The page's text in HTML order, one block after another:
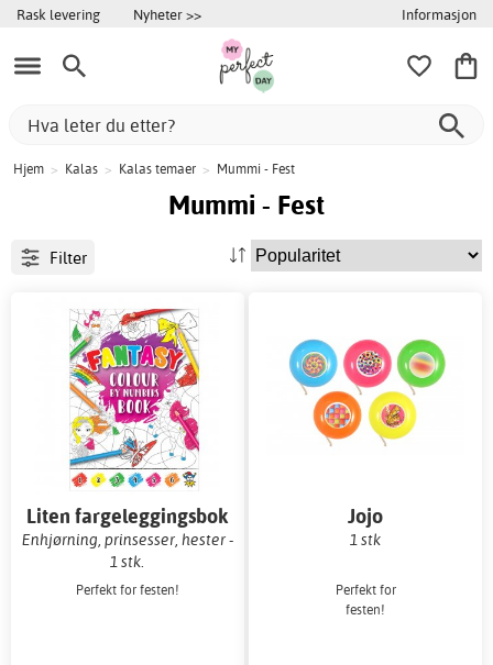
Rask levering Nyheter >> Informasjon
Hjem > Kalas > Kalas temaer > Mummi - Fest
Mummi - Fest
Filter
Liten fargeleggingsbok
Enhjørning, prinsesser, hester -
1 stk.
Perfekt for festen!
Jojo
1 stk
Perfekt for
festen!